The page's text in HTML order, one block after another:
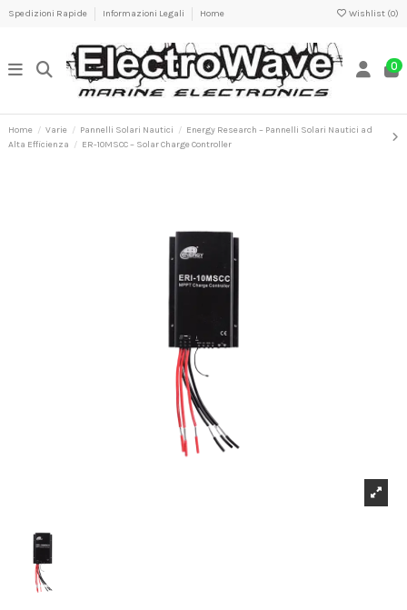
Spedizioni Rapide Informazioni Legali Home Wishlist (0)
0
Home Varie Pannelli Solari Nautici
Energy Research – Pannelli Solari Nautici ad
Alta Efficienza
ER-10MSCC – Solar Charge Controller